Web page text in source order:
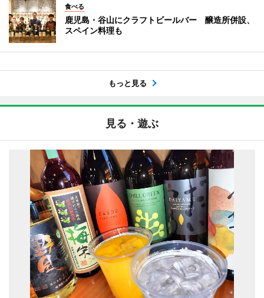
食べる
鹿児島・谷山にクラフトビールバー 醸造所併設、
スペイン料理も
もっと見る
見る・遊ぶ